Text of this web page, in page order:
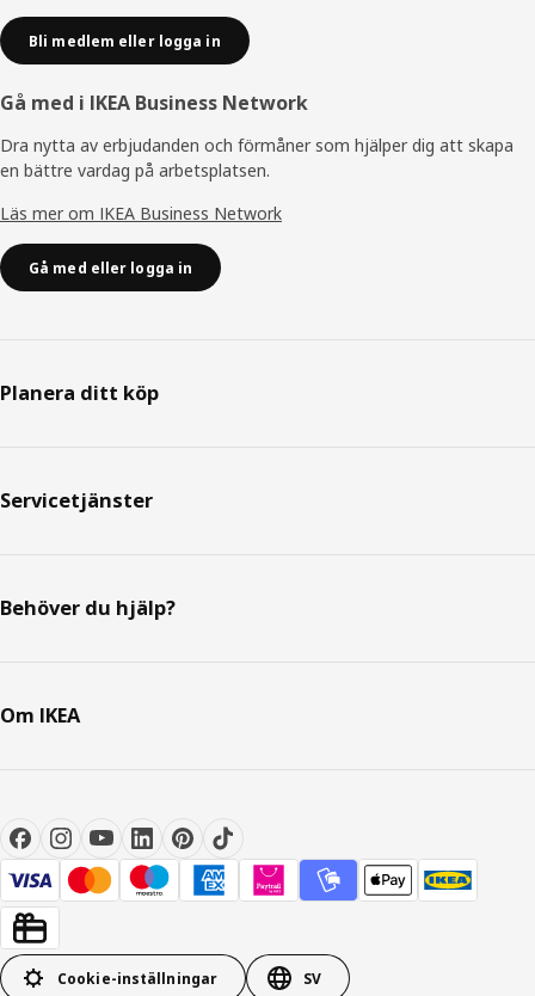
Bli medlem eller logga in
Gå med i IKEA Business Network
Dra nytta av erbjudanden och förmåner som hjälper dig att skapa
en bättre vardag på arbetsplatsen.
Läs mer om IKEA Business Network
Gå med eller logga in
Planera ditt köp
Servicetjänster
Behöver du hjälp?
Om IKEA
Cookie-inställningar SV